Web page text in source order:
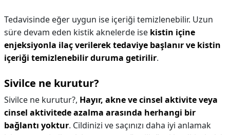
Tedavisinde eğer uygun ise içeriği temizlenebilir. Uzun
süre devam eden kistik aknelerde ise kistin içine
enjeksiyonla ilaç verilerek tedaviye başlanır ve kistin
içeriği temizlenebilir duruma getirilir.
Sivilce ne kurutur?
Sivilce ne kurutur?, Hayır, akne ve cinsel aktivite veya
cinsel aktivitede azalma arasında herhangi bir
bağlantı yoktur. Cildinizi ve saçınızı daha iyi anlamak